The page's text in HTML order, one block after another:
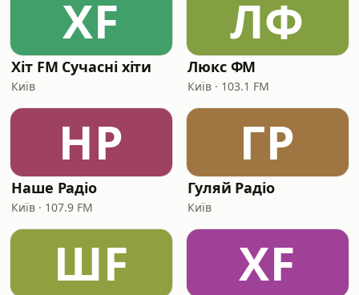
ХF
Хіт FM Сучасні хіти
Київ
ЛФ
Люкс ФМ
Київ · 103.1 FM
НР
Наше Радіо
Київ · 107.9 FM
ГР
Гуляй Радіо
Київ
ШF ХF